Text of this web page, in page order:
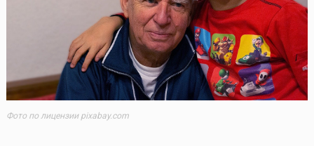
Фото по лицензии pixabay.com